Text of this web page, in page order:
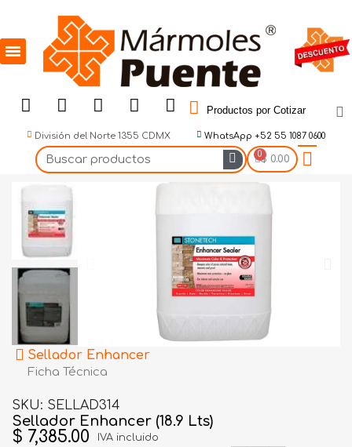
Productos por Cotizar
División del Norte 1355 CDMX WhatsApp +52 55 1087 0600
$ 0.00
Sellador Enhancer
Ficha Técnica
SKU SELLAD314
Sellador Enhancer (18.9 Lts)
$ 7,385.00 IVA incluido